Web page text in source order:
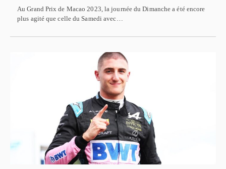
Au Grand Prix de Macao 2023, la journée du Dimanche a été encore
plus agité que celle du Samedi avec…